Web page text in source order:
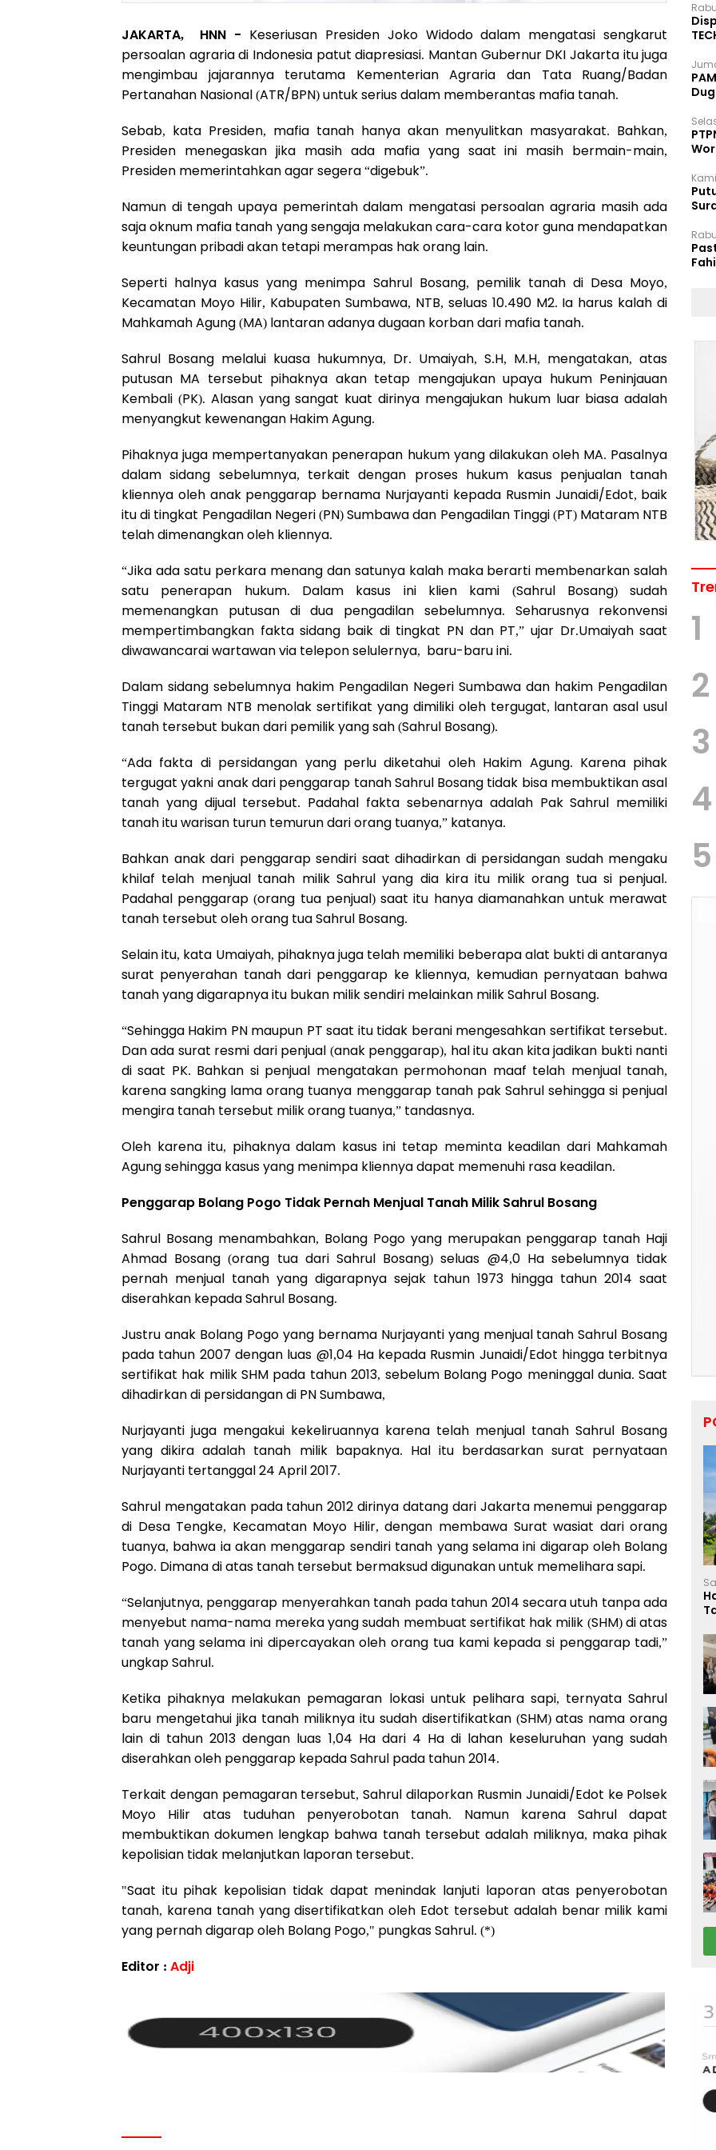
JAKARTA, HNN - Keseriusan Presiden Joko Widodo dalam mengatasi sengkarut
persoalan agraria di Indonesia patut diapresiasi. Mantan Gubernur DKI Jakarta itu juga
mengimbau jajarannya terutama Kementerian Agraria dan Tata Ruang/Badan
Pertanahan Nasional (ATR/BPN) untuk serius dalam memberantas mafia tanah.
Sebab, kata Presiden, mafia tanah hanya akan menyulitkan masyarakat. Bahkan,
Presiden menegaskan jika masih ada mafia yang saat ini masih bermain-main,
Presiden memerintahkan agar segera “digebuk”.
Namun di tengah upaya pemerintah dalam mengatasi persoalan agraria masih ada
saja oknum mafia tanah yang sengaja melakukan cara-cara kotor guna mendapatkan
keuntungan pribadi akan tetapi merampas hak orang lain.
Seperti halnya kasus yang menimpa Sahrul Bosang, pemilik tanah di Desa Moyo,
Kecamatan Moyo Hilir, Kabupaten Sumbawa, NTB, seluas 10.490 M2. Ia harus kalah di
Mahkamah Agung (MA) lantaran adanya dugaan korban dari mafia tanah.
Sahrul Bosang melalui kuasa hukumnya, Dr. Umaiyah, S.H, M.H, mengatakan, atas
putusan MA tersebut pihaknya akan tetap mengajukan upaya hukum Peninjauan
Kembali (PK). Alasan yang sangat kuat dirinya mengajukan hukum luar biasa adalah
menyangkut kewenangan Hakim Agung.
Pihaknya juga mempertanyakan penerapan hukum yang dilakukan oleh MA. Pasalnya
dalam sidang sebelumnya, terkait dengan proses hukum kasus penjualan tanah
kliennya oleh anak penggarap bernama Nurjayanti kepada Rusmin Junaidi/Edot, baik
itu di tingkat Pengadilan Negeri (PN) Sumbawa dan Pengadilan Tinggi (PT) Mataram NTB
telah dimenangkan oleh kliennya.
“Jika ada satu perkara menang dan satunya kalah maka berarti membenarkan salah
satu penerapan hukum. Dalam kasus ini klien kami (Sahrul Bosang) sudah
memenangkan putusan di dua pengadilan sebelumnya. Seharusnya rekonvensi
mempertimbangkan fakta sidang baik di tingkat PN dan PT,” ujar Dr.Umaiyah saat
diwawancarai wartawan via telepon selulernya, baru-baru ini.
Dalam sidang sebelumnya hakim Pengadilan Negeri Sumbawa dan hakim Pengadilan
Tinggi Mataram NTB menolak sertifikat yang dimiliki oleh tergugat, lantaran asal usul
tanah tersebut bukan dari pemilik yang sah (Sahrul Bosang).
“Ada fakta di persidangan yang perlu diketahui oleh Hakim Agung. Karena pihak
tergugat yakni anak dari penggarap tanah Sahrul Bosang tidak bisa membuktikan asal
tanah yang dijual tersebut. Padahal fakta sebenarnya adalah Pak Sahrul memiliki
tanah itu warisan turun temurun dari orang tuanya,” katanya.
Bahkan anak dari penggarap sendiri saat dihadirkan di persidangan sudah mengaku
khilaf telah menjual tanah milik Sahrul yang dia kira itu milik orang tua si penjual.
Padahal penggarap (orang tua penjual) saat itu hanya diamanahkan untuk merawat
tanah tersebut oleh orang tua Sahrul Bosang.
Selain itu, kata Umaiyah, pihaknya juga telah memiliki beberapa alat bukti di antaranya
surat penyerahan tanah dari penggarap ke kliennya, kemudian pernyataan bahwa
tanah yang digarapnya itu bukan milik sendiri melainkan milik Sahrul Bosang.
“Sehingga Hakim PN maupun PT saat itu tidak berani mengesahkan sertifikat tersebut.
Dan ada surat resmi dari penjual (anak penggarap), hal itu akan kita jadikan bukti nanti
di saat PK. Bahkan si penjual mengatakan permohonan maaf telah menjual tanah,
karena sangking lama orang tuanya menggarap tanah pak Sahrul sehingga si penjual
mengira tanah tersebut milik orang tuanya,” tandasnya.
Oleh karena itu, pihaknya dalam kasus ini tetap meminta keadilan dari Mahkamah
Agung sehingga kasus yang menimpa kliennya dapat memenuhi rasa keadilan.
Penggarap Bolang Pogo Tidak Pernah Menjual Tanah Milik Sahrul Bosang
Sahrul Bosang menambahkan, Bolang Pogo yang merupakan penggarap tanah Haji
Ahmad Bosang (orang tua dari Sahrul Bosang) seluas @4,0 Ha sebelumnya tidak
pernah menjual tanah yang digarapnya sejak tahun 1973 hingga tahun 2014 saat
diserahkan kepada Sahrul Bosang.
Justru anak Bolang Pogo yang bernama Nurjayanti yang menjual tanah Sahrul Bosang
pada tahun 2007 dengan luas @1,04 Ha kepada Rusmin Junaidi/Edot hingga terbitnya
sertifikat hak milik SHM pada tahun 2013, sebelum Bolang Pogo meninggal dunia. Saat
dihadirkan di persidangan di PN Sumbawa,
Nurjayanti juga mengakui kekeliruannya karena telah menjual tanah Sahrul Bosang
yang dikira adalah tanah milik bapaknya. Hal itu berdasarkan surat pernyataan
Nurjayanti tertanggal 24 April 2017.
Sahrul mengatakan pada tahun 2012 dirinya datang dari Jakarta menemui penggarap
di Desa Tengke, Kecamatan Moyo Hilir, dengan membawa Surat wasiat dari orang
tuanya, bahwa ia akan menggarap sendiri tanah yang selama ini digarap oleh Bolang
Pogo. Dimana di atas tanah tersebut bermaksud digunakan untuk memelihara sapi.
“Selanjutnya, penggarap menyerahkan tanah pada tahun 2014 secara utuh tanpa ada
menyebut nama-nama mereka yang sudah membuat sertifikat hak milik (SHM) di atas
tanah yang selama ini dipercayakan oleh orang tua kami kepada si penggarap tadi,”
ungkap Sahrul.
Ketika pihaknya melakukan pemagaran lokasi untuk pelihara sapi, ternyata Sahrul
baru mengetahui jika tanah miliknya itu sudah disertifikatkan (SHM) atas nama orang
lain di tahun 2013 dengan luas 1,04 Ha dari 4 Ha di lahan keseluruhan yang sudah
diserahkan oleh penggarap kepada Sahrul pada tahun 2014.
Terkait dengan pemagaran tersebut, Sahrul dilaporkan Rusmin Junaidi/Edot ke Polsek
Moyo Hilir atas tuduhan penyerobotan tanah. Namun karena Sahrul dapat
membuktikan dokumen lengkap bahwa tanah tersebut adalah miliknya, maka pihak
kepolisian tidak melanjutkan laporan tersebut.
"Saat itu pihak kepolisian tidak dapat menindak lanjuti laporan atas penyerobotan
tanah, karena tanah yang disertifikatkan oleh Edot tersebut adalah benar milik kami
yang pernah digarap oleh Bolang Pogo," pungkas Sahrul. (*)
Editor : Adji
1
2
3
4
5